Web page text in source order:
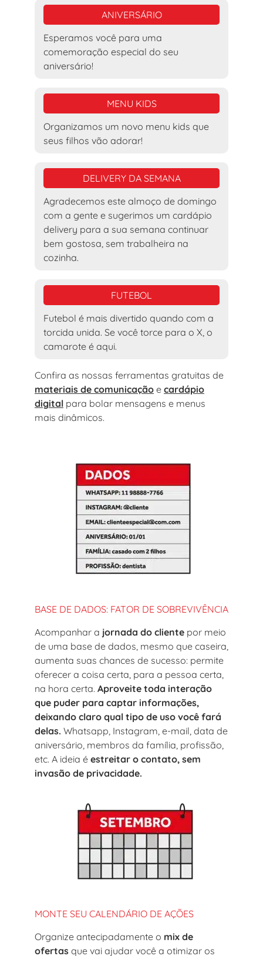
ANIVERSÁRIO
Esperamos você para uma
comemoração especial do seu
aniversário!
MENU KIDS
Organizamos um novo menu kids que
seus filhos vão adorar!
DELIVERY DA SEMANA
Agradecemos este almoço de domingo
com a gente e sugerimos um cardápio
delivery para a sua semana continuar
bem gostosa, sem trabalheira na
cozinha.
FUTEBOL
Futebol é mais divertido quando com a
torcida unida. Se você torce para o X, o
camarote é aqui.
Confira as nossas ferramentas gratuitas de
materiais de comunicação e cardápio
digital para bolar mensagens e menus
mais dinâmicos.
BASE DE DADOS: FATOR DE SOBREVIVÊNCIA
Acompanhar a jornada do cliente por meio
de uma base de dados, mesmo que caseira,
aumenta suas chances de sucesso: permite
oferecer a coisa certa, para a pessoa certa,
na hora certa. Aproveite toda interação
que puder para captar informações,
deixando claro qual tipo de uso você fará
delas. Whatsapp, Instagram, e-mail, data de
aniversário, membros da família, profissão,
etc. A ideia é estreitar o contato, sem
invasão de privacidade.
MONTE SEU CALENDÁRIO DE AÇÕES
Organize antecipadamente o mix de
ofertas que vai ajudar você a otimizar os